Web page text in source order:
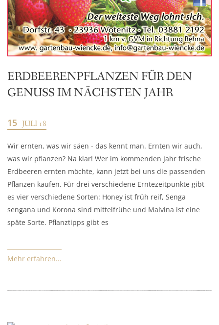
ERDBEERENPFLANZEN FÜR DEN
GENUSS IM NÄCHSTEN JAHR
15 JULI 18
Wir ernten, was wir säen - das kennt man. Ernten wir auch,
was wir pflanzen? Na klar! Wer im kommenden Jahr frische
Erdbeeren ernten möchte, kann jetzt bei uns die passenden
Pflanzen kaufen. Für drei verschiedene Erntezeitpunkte gibt
es vier verschiedene Sorten: Honey ist früh reif, Senga
sengana und Korona sind mittelfrühe und Malvina ist eine
späte Sorte. Pflanztipps gibt es
Mehr erfahren...